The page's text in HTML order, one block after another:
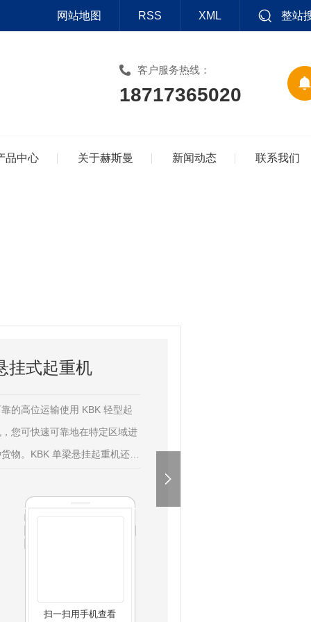
网站地图 RSS XML 整站
客户服务热线：
18717365020
品中心 关于赫斯曼 新闻动态 联系我们
挂式起重机
的高位运输使用 KBK 轻型起
您可快速可靠地在特定区域进
物。KBK 单梁悬挂起重机还有
个性化要求定制空间利用**化·
小，**了理想的空间利用
扫一扫用手机查看